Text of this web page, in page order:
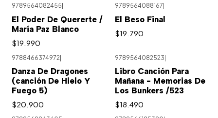
9789564082455
El Poder De Quererte /
María Paz Blanco
$19.990
9789564088167
El Beso Final
$19.790
9788466374972
Danza De Dragones
(canción De Hielo Y
Fuego 5)
$20.900
9789564082523
Libro Canción Para
Mañana - Memorias De
Los Bunkers /523
$18.490